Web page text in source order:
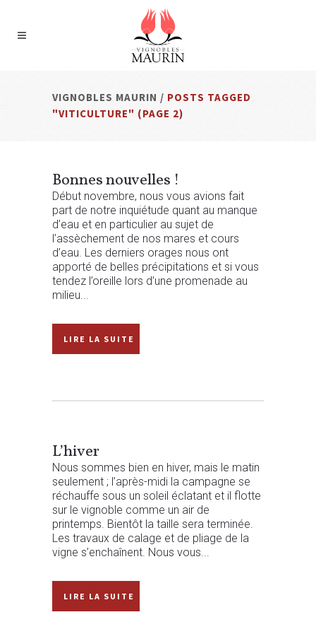
VIGNOBLES MAURIN / POSTS TAGGED
"VITICULTURE" (PAGE 2)
Bonnes nouvelles !
Début novembre, nous vous avions fait
part de notre inquiétude quant au manque
d’eau et en particulier au sujet de
l’assèchement de nos mares et cours
d’eau. Les derniers orages nous ont
apporté de belles précipitations et si vous
tendez l’oreille lors d’une promenade au
milieu...
L’hiver
Nous sommes bien en hiver, mais le matin
seulement ; l’après-midi la campagne se
réchauffe sous un soleil éclatant et il flotte
sur le vignoble comme un air de
printemps. Bientôt la taille sera terminée.
Les travaux de calage et de pliage de la
vigne s’enchaînent. Nous vous...